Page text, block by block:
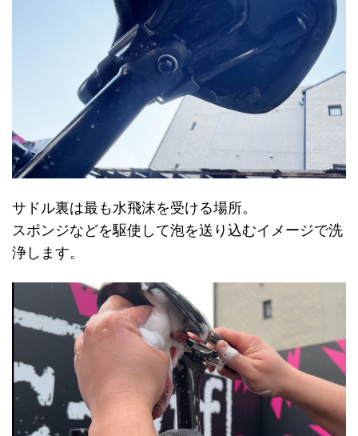
サドル裏は最も水飛沫を受ける場所。
スポンジなどを駆使して泡を送り込むイメージで洗
浄します。